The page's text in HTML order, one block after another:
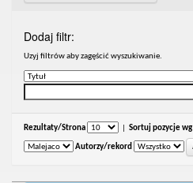
Dodaj filtr:
Uzyj filtrów aby zagęścić wyszukiwanie.
Rezultaty/Strona Sortuj pozycje wg
Autorzy/rekord